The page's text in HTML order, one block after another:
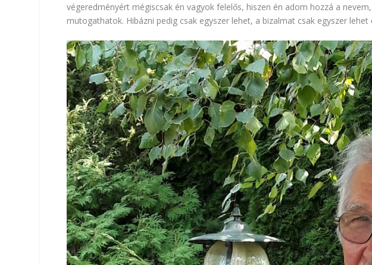
végeredményért mégiscsak én vagyok felelős, hiszen én adom hozzá a
mutogathatok. Hibázni pedig csak egyszer lehet, a bizalmat csak egyszer lehet